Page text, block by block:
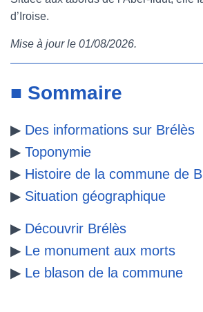
e
b
o
k
t
r
e
e
s
d’Iroise.
Mise à jour le 01/08/2026.
■ Sommaire
▶ Des informations sur Brélès
▶ Toponymie
▶ Histoire de la commune de
▶ Situation géographique
▶ Découvrir Brélès
▶ Le monument aux morts
▶ Le blason de la commune